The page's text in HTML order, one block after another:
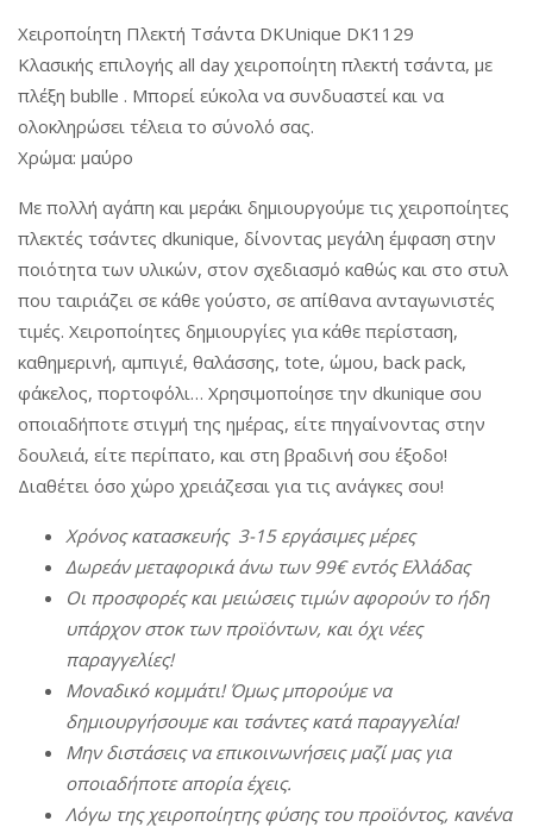
Χειροποίητη Πλεκτή Τσάντα DKUnique DK1129
Κλασικής επιλογής all day χειροποίητη πλεκτή τσάντα, με
πλέξη bublle . Μπορεί εύκολα να συνδυαστεί και να
ολοκληρώσει τέλεια το σύνολό σας.
Χρώμα: μαύρο
Με πολλή αγάπη και μεράκι δημιουργούμε τις χειροποίητες
πλεκτές τσάντες dkunique, δίνοντας μεγάλη έμφαση στην
ποιότητα των υλικών, στον σχεδιασμό καθώς και στο στυλ
που ταιριάζει σε κάθε γούστο, σε απίθανα ανταγωνιστές
τιμές. Χειροποίητες δημιουργίες για κάθε περίσταση,
καθημερινή, αμπιγιέ, θαλάσσης, tote, ώμου, back pack,
φάκελος, πορτοφόλι… Χρησιμοποίησε την dkunique σου
οποιαδήποτε στιγμή της ημέρας, είτε πηγαίνοντας στην
δουλειά, είτε περίπατο, και στη βραδινή σου έξοδο!
Διαθέτει όσο χώρο χρειάζεσαι για τις ανάγκες σου!
Χρόνος κατασκευής 3-15 εργάσιμες μέρες
Δωρεάν μεταφορικά άνω των 99€ εντός Ελλάδας
Οι προσφορές και μειώσεις τιμών αφορούν το ήδη
υπάρχον στοκ των προϊόντων, και όχι νέες
παραγγελίες!
Μοναδικό κομμάτι! Όμως μπορούμε να
δημιουργήσουμε και τσάντες κατά παραγγελία!
Μην διστάσεις να επικοινωνήσεις μαζί μας για
οποιαδήποτε απορία έχεις.
Λόγω της χειροποίητης φύσης του προϊόντος, κανένα